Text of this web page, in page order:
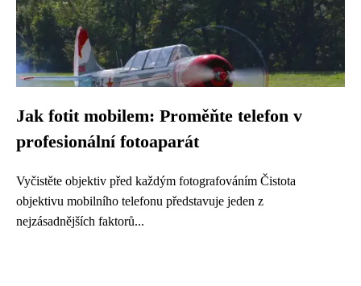
Jak fotit mobilem: Proměňte telefon v
profesionální fotoaparát
Vyčistěte objektiv před každým fotografováním Čistota
objektivu mobilního telefonu představuje jeden z
nejzásadnějších faktorů...